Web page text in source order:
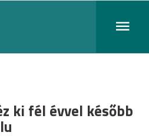
ki fél évvel később